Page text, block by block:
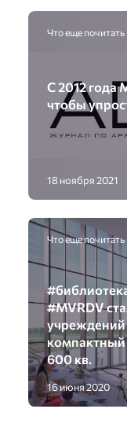
Что еще почитать
С 2012 года
чтобы
18 ноября 2021
Что еще почитать
#MVRDV
учреждений
компактный
600 кв.
16 июня 2020